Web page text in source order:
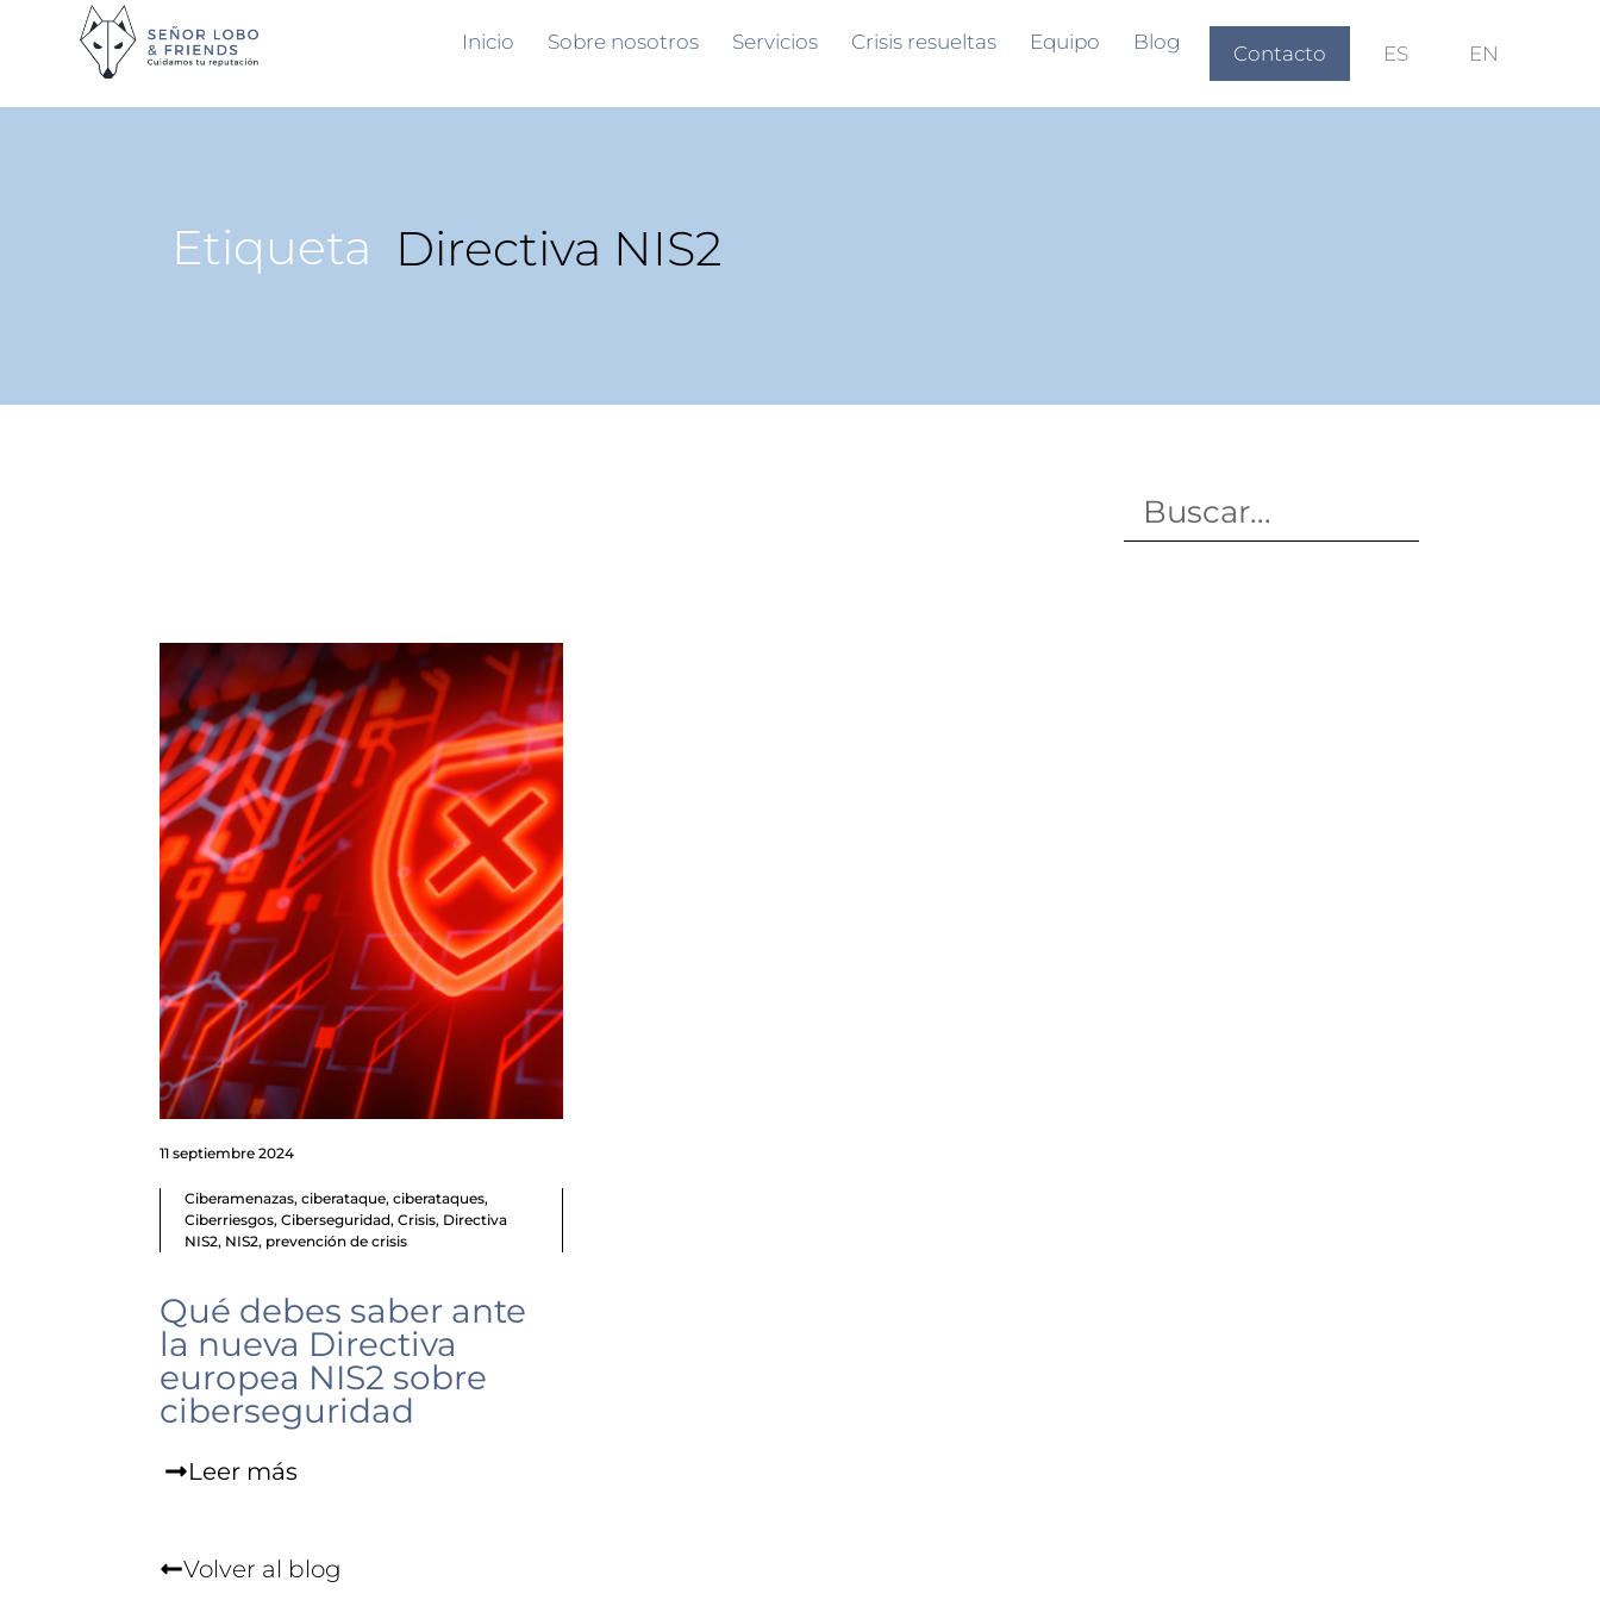
Inicio Sobre nosotros Servicios Crisis resueltas Equipo Blog Contacto ES EN
Etiqueta Directiva NIS2
11 septiembre 2024
Ciberamenazas,ciberataque,ciberataques,
Ciberriesgos,Ciberseguridad,Crisis, Directiva
NIS2, NIS2, prevención de crisis
Qué debes saber ante
la nueva Directiva
europea NIS2 sobre
ciberseguridad
Leer más
Volver al blog